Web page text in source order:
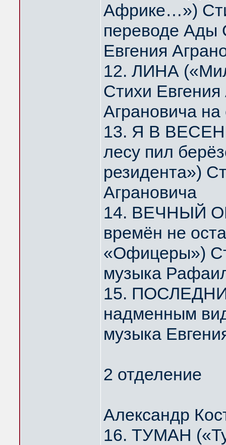
Африке…»)
переводе Ады
Евгения
12. ЛИНА
Стихи
Аграновича
13. Я В
лесу пил
резидента»)
Аграновича
14. ВЕЧНЫЙ
времён не
«Офицеры»)
музыка
15.
надменным
музыка
2 отделение
Александр
16. ТУМАН